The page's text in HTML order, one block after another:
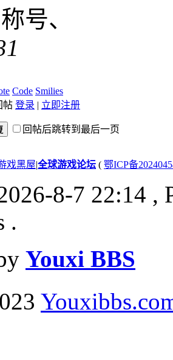
号、
Code Smilies
帖 登录 | 立即注册
回帖后跳转到最后一页
戏黑屋|全球游戏论坛 ( 鄂ICP备
8-7 22:14 ,
.
Youxi BBS